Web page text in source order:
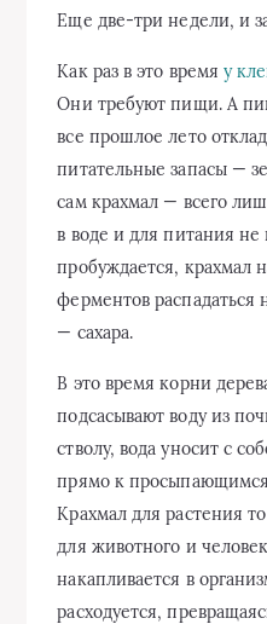
Еще две-три недели, и
Как раз в это времяу
Они требуют пищи. А
все прошлое лето
питательные запасы —
сам крахмал — всего
в воде и для питания не
пробуждается, крахмал
ферментов распадаться
— сахара.
В это время корни
подсасывают воду из
стволу, вода уносит с
прямо к
Крахмал для растения
для животного и
накапливается в
расходуется,